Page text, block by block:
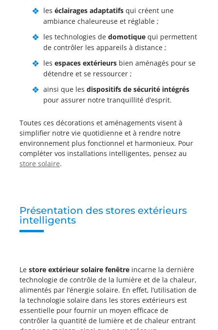
les éclairages adaptatifs qui créent une
ambiance chaleureuse et réglable ;
les technologies de domotique qui permettent
de contrôler les appareils à distance ;
les espaces extérieurs bien aménagés pour se
détendre et se ressourcer ;
ainsi que les dispositifs de sécurité intégrés
pour assurer notre tranquillité d’esprit.
Toutes ces décorations et aménagements visent à
simplifier notre vie quotidienne et à rendre notre
environnement plus fonctionnel et harmonieux. Pour
compléter vos installations intelligentes, pensez au
store solaire.
Présentation des stores extérieurs
intelligents
Le store extérieur solaire fenêtre incarne la dernière
technologie de contrôle de la lumière et de la chaleur,
alimentés par l’énergie solaire. En effet, l’utilisation de
la technologie solaire dans les stores extérieurs est
essentielle pour fournir un moyen efficace de
contrôler la quantité de lumière et de chaleur entrant